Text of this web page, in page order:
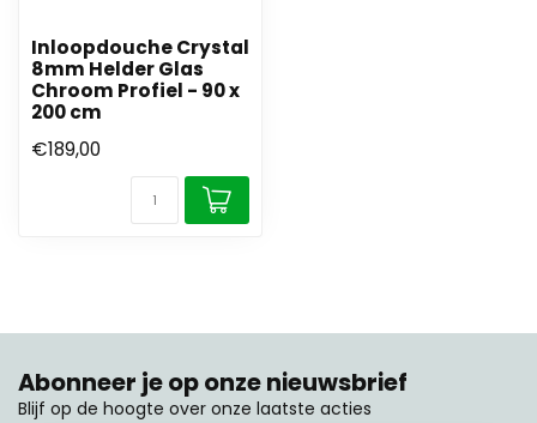
Inloopdouche Crystal
8mm Helder Glas
Chroom Profiel - 90 x
200 cm
€189,00
Abonneer je op onze nieuwsbrief
Blijf op de hoogte over onze laatste acties